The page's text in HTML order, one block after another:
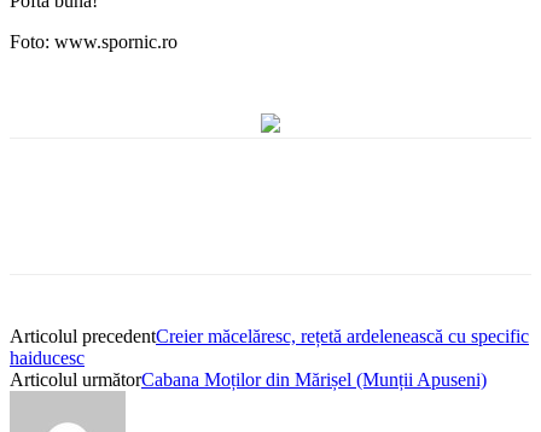
Foto: www.spornic.ro
Articolul precedentCreier măcelăresc, rețetă ardelenească cu specific
haiducesc
Articolul următorCabana Moților din Mărișel (Munții Apuseni)